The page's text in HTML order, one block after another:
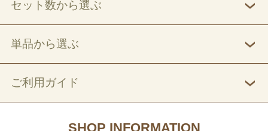
セット数から選ぶ
単品から選ぶ
ご利用ガイド
SHOP INFORMATION